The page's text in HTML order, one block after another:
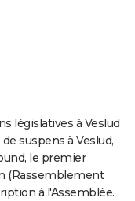
législatives à Veslud
suspens à Veslud,
le premier
(Rassemblement
à l'Assemblée.